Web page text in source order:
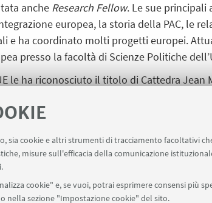
sia cookie e altri strumenti di tracciamento facoltativi
misure sull'efficacia della comunicazione
cookie" e, se vuoi, potrai esprimere consensi più
nella sezione "Impostazione cookie" del sito.
anche Research Fellow. Le sue principali
europea, la storia della PAC, le
e ha coordinato molti progetti europei.
presso la facoltà di Scienze Politiche
le ha riconosciuto il titolo di Cattedra Jean
Jean Monnet”. È, inoltre, la referente